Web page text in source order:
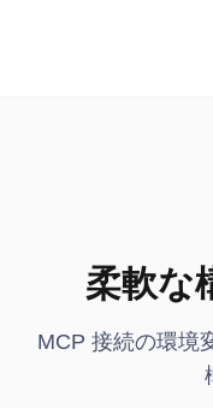
柔軟な
MCP 接続の環境